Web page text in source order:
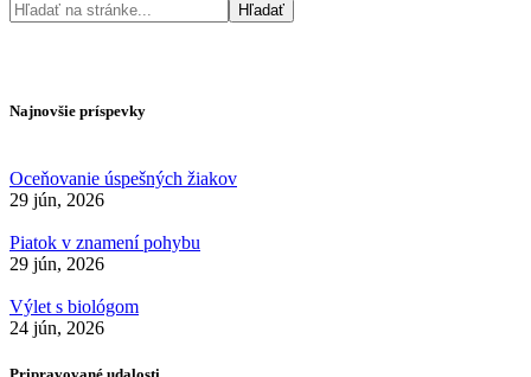
Hľadať
Najnovšie príspevky
Oceňovanie úspešných žiakov
29 jún, 2026
Piatok v znamení pohybu
29 jún, 2026
Výlet s biológom
24 jún, 2026